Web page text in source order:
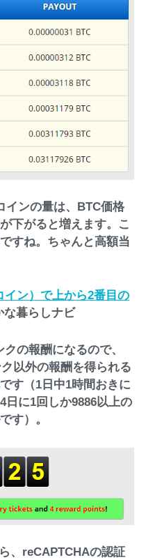
インの量は、BTC価格
下がると増えます。こ
すね。ちゃんと高額当
ン）で上から2番目の
な暮らしナビ
の報酬になるので、
以外の報酬を得られる
す（1日中1時間おきに
日に1回しか9886以上の
す）。
、reCAPTCHAの認証